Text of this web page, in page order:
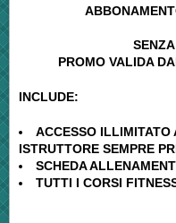
PROMO VALIDA
INCLUDE:
ACCESSO ILLIMITATO
ISTRUTTORE SEMPRE
SCHEDA
TUTTI I CORSI